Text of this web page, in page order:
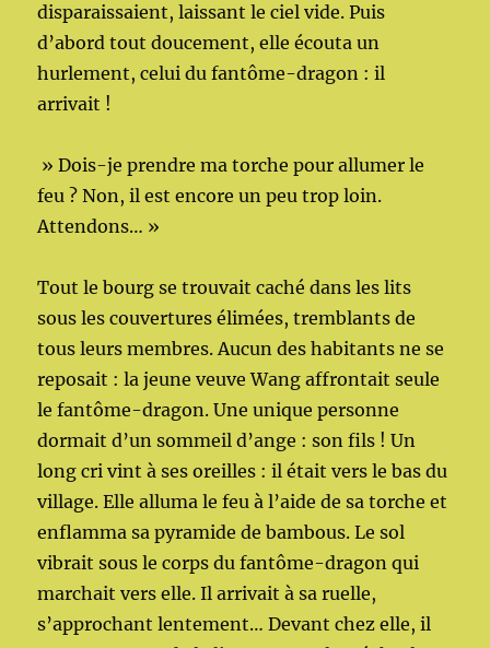
disparaissaient, laissant le ciel vide. Puis
d’abord tout doucement, elle écouta un
hurlement, celui du fantôme-dragon : il
arrivait !
» Dois-je prendre ma torche pour allumer le
feu ? Non, il est encore un peu trop loin.
Attendons… »
Tout le bourg se trouvait caché dans les lits
sous les couvertures élimées, tremblants de
tous leurs membres. Aucun des habitants ne se
reposait : la jeune veuve Wang affrontait seule
le fantôme-dragon. Une unique personne
dormait d’un sommeil d’ange : son fils ! Un
long cri vint à ses oreilles : il était vers le bas du
village. Elle alluma le feu à l’aide de sa torche et
enflamma sa pyramide de bambous. Le sol
vibrait sous le corps du fantôme-dragon qui
marchait vers elle. Il arrivait à sa ruelle,
s’approchant lentement… Devant chez elle, il